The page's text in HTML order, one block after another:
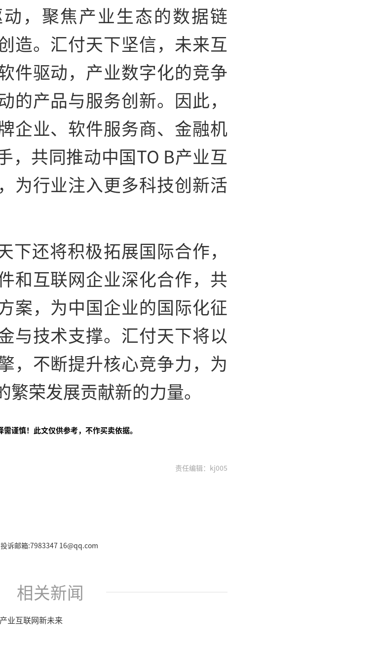
，聚焦产业生态的数据链
造。汇付天下坚信，未来互
件驱动，产业数字化的竞争
的产品与服务创新。因此，
企业、软件服务商、 金融机
，共同推动中国TO B产业互
为行业注入更多科技创新活
下还将积极拓展国际合作，
和互联网企业深化合作，共
案，为中国企业的国际化征
与技术支撑。汇付天下将以
，不断提升核心竞争力，为
荣发展贡献新的力量。
谨慎！此文仅供参考，不作买卖依据。
责任编辑：kj005
诉邮箱:7983347 16@qq.com
相关新闻
业互联网新未来